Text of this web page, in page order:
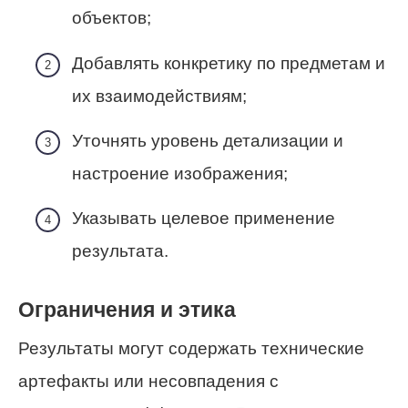
объектов;
Добавлять конкретику по предметам и
их взаимодействиям;
Уточнять уровень детализации и
настроение изображения;
Указывать целевое применение
результата.
Ограничения и этика
Результаты могут содержать технические
артефакты или несовпадения с